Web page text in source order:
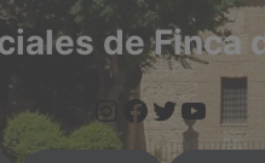
de Finca
https://www.instagram.com/arganda.info/?next=%2F
https://https://